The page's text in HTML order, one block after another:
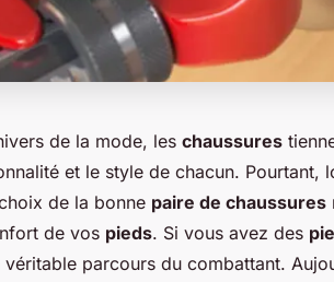
de la mode, les chaussures
et le style de chacun. Pourtant,
de la bonne paire de chaussures
de vos pieds. Si vous avez des
véritable parcours du combattant.